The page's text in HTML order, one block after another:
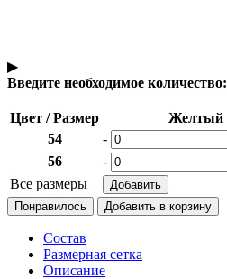
▶
Введите необходимое количество:
Цвет / Размер
Желтый
54
-
56
-
Все размеры
Понравилось
Состав
Размерная сетка
Описание